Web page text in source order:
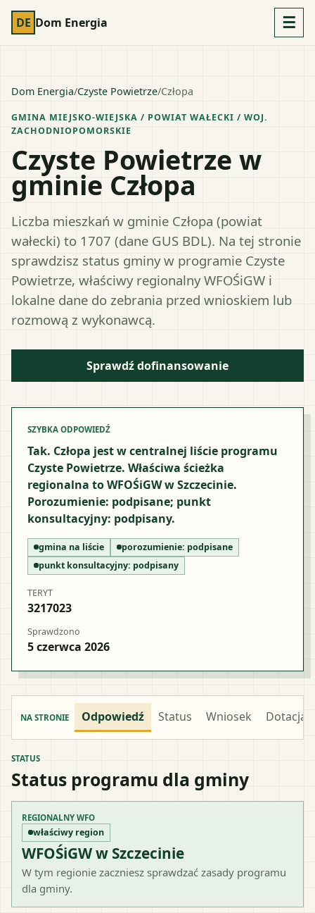
DE Dom Energia ☰
Dom Energia/Czyste Powietrze/Człopa
GMINA MIEJSKO-WIEJSKA / POWIAT WAŁECKI / WOJ.
ZACHODNIOPOMORSKIE
Czyste Powietrze w
gminie Człopa
Liczba mieszkań w gminie Człopa (powiat
wałecki) to 1707 (dane GUS BDL). Na tej stronie
sprawdzisz status gminy w programie Czyste
Powietrze, właściwy regionalny WFOŚiGW i
lokalne dane do zebrania przed wnioskiem lub
rozmową z wykonawcą.
Sprawdź dofinansowanie
SZYBKA ODPOWIEDŹ
Tak. Człopa jest w centralnej liście programu
Czyste Powietrze. Właściwa ścieżka
regionalna to WFOŚiGW w Szczecinie.
Porozumienie: podpisane; punkt
konsultacyjny: podpisany.
gmina na liście porozumienie: podpisane
punkt konsultacyjny: podpisany
TERYT
3217023
Sprawdzono
5 czerwca 2026
NA STRONIE Odpowiedź Status Wniosek Dotacja
STATUS
Status programu dla gminy
REGIONALNY WFO
właściwy region
WFOŚiGW w Szczecinie
W tym regionie zaczniesz sprawdzać zasady programu
dla gminy.